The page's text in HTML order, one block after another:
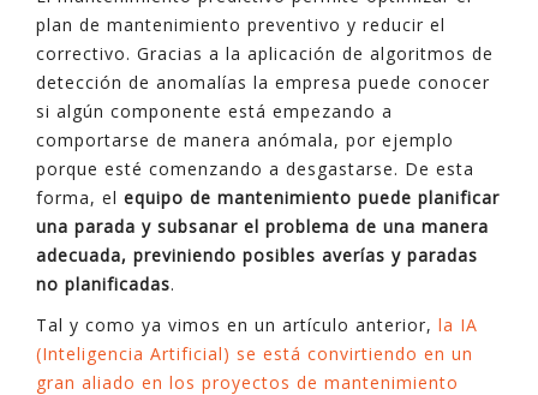
plan de mantenimiento preventivo y reducir el
correctivo. Gracias a la aplicación de algoritmos de
detección de anomalías la empresa puede conocer
si algún componente está empezando a
comportarse de manera anómala, por ejemplo
porque esté comenzando a desgastarse. De esta
forma, el equipo de mantenimiento puede planificar
una parada y subsanar el problema de una manera
adecuada, previniendo posibles averías y paradas
no planificadas.
Tal y como ya vimos en un artículo anterior, la IA
(Inteligencia Artificial) se está convirtiendo en un
gran aliado en los proyectos de mantenimiento